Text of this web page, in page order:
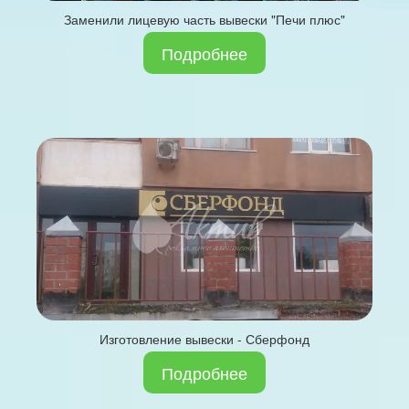
Заменили лицевую часть вывески "Печи плюс"
Подробнее
Изготовление вывески - Сберфонд
Подробнее